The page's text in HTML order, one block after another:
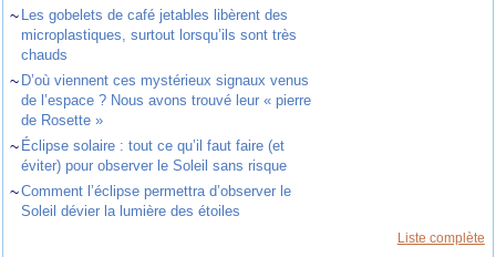
~ Les gobelets de café jetables libèrent des
microplastiques, surtout lorsqu’ils sont très
chauds
~ D’où viennent ces mystérieux signaux venus
de l’espace ? Nous avons trouvé leur « pierre
de Rosette »
~ Éclipse solaire : tout ce qu’il faut faire (et
éviter) pour observer le Soleil sans risque
~Comment l’éclipse permettra d’observer le
Soleil dévier la lumière des étoiles
Liste complète